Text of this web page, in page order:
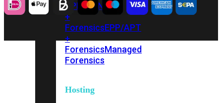
VPN/ZTNA
+
ForensicsEPP/APT
+
ForensicsManaged
Forensics
Hosting